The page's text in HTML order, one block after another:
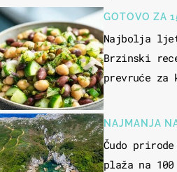
GOTOVO ZA
Najbolja
Brzinski
prevruće za
NAJMANJA
Čudo
plaža na